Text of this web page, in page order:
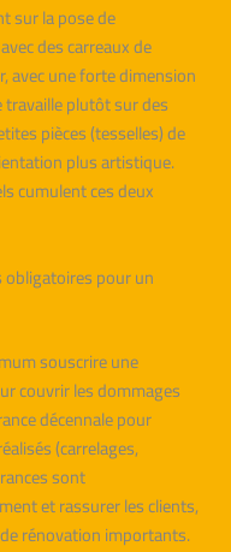
sur la pose de
des carreaux de
avec une forte dimension
plutôt sur des
pièces (tesselles) de
plus artistique.
cumulent ces deux
obligatoires pour un
souscrire une
couvrir les dommages
décennale pour
(carrelages,
sont
et rassurer les clients,
rénovation importants.